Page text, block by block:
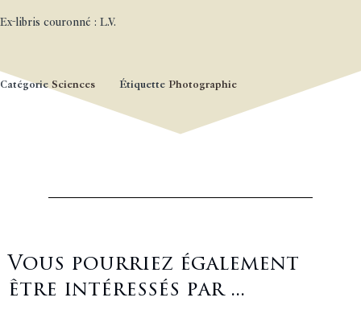
Ex-libris couronné : L.V.
Catégorie Sciences Étiquette Photographie
Vous pourriez également
être intéressés par ...